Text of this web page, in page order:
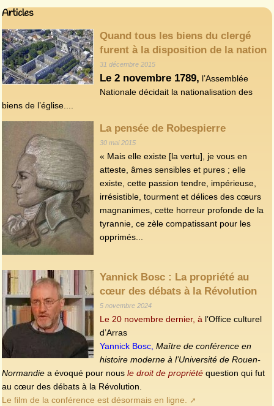
Articles
Quand tous les biens du clergé
furent à la disposition de la nation
31 décembre 2015
Le 2 novembre 1789, l’Assemblée
Nationale décidait la nationalisation des
biens de l’église....
La pensée de Robespierre
30 mai 2015
« Mais elle existe [la vertu], je vous en
atteste, âmes sensibles et pures ; elle
existe, cette passion tendre, impérieuse,
irrésistible, tourment et délices des cœurs
magnanimes, cette horreur profonde de la
tyrannie, ce zèle compatissant pour les
opprimés...
Yannick Bosc : La propriété au
cœur des débats à la Révolution
5 novembre 2024
Le 20 novembre dernier, à l’Office culturel
d’Arras
Yannick Bosc, Maître de conférence en
histoire moderne à l’Université de Rouen-
Normandie a évoqué pour nous le droit de propriété question qui fut
au cœur des débats à la Révolution.
Le film de la conférence est désormais en ligne.